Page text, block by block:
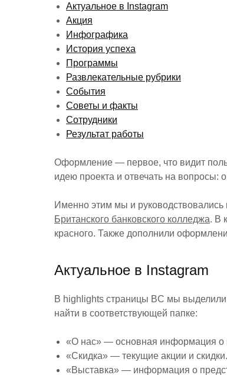
Актуальное в Instagram
Акция
Инфографика
История успеха
Программы
Развлекательные рубрики
События
Советы и факты
Сотрудники
Результат работы
Оформление — первое, что видит
идею проекта и отвечать на вопросы:
Именно этим мы и руководствовались
Британского банковского колледжа. В
красного. Также дополнили
Актуальное в Instagram
В highlights страницы BC мы
найти в соответствующей папке:
«О нас» — основная информация о
«Скидка» — текущие акции и скидки.
«Выставка» — информация о